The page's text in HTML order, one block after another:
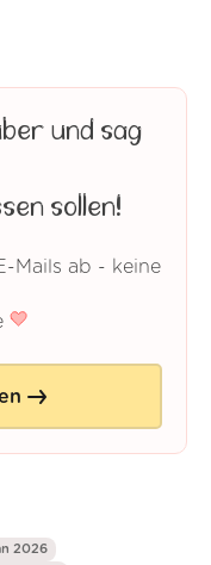
und sag
sollen!
Mails ab - keine
2026